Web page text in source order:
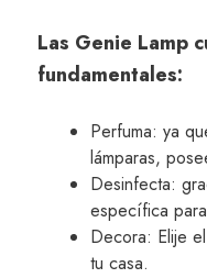
Las Genie Lamp
fundamentales:
Perfuma: ya
lámparas,
Desinfecta:
específica
Decora: Elije
tu casa.